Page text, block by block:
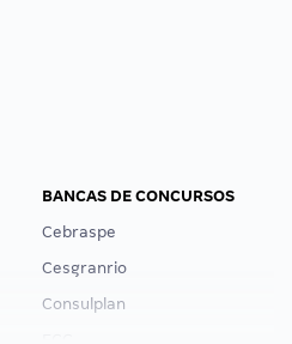
BANCAS DE CONCURSOS
Cebraspe
Cesgranrio
Consulplan